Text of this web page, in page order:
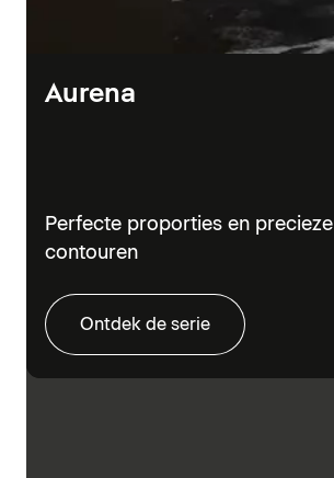
Aurena
Perfecte proporties en precieze
contouren
Ontdek de serie